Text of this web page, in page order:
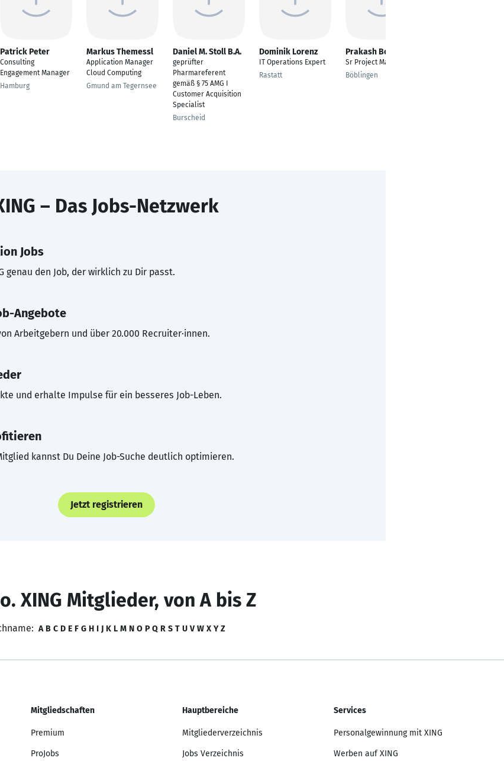
Patrick Peter
Consulting
Engagement Manager
Hamburg
Markus Themessl
Application Manager
Cloud Computing
Gmund am Tegernsee
Daniel M. Stoll B.A.
geprüfter
Pharmareferent
gemäß § 75 AMG I
Customer Acquisition
Specialist
Burscheid
Dominik Lorenz
IT Operations Expert
Rastatt
Prakash Borade
Sr Project Manager
Böblingen
– Das Jobs-Netzwerk
Jobs
genau den Job, der wirklich zu Dir passt.
Angebote
Arbeitgebern und über 20.000 Recruiter·innen.
und erhalte Impulse für ein besseres Job-Leben.
kannst Du Deine Job-Suche deutlich optimieren.
Jetzt registrieren
XING Mitglieder, von A bis Z
A B C D E F G H I J K L M N O P Q R S T U V W X Y Z
Mitgliedschaften
Premium
ProJobs
Hauptbereiche
Mitgliederverzeichnis
Jobs Verzeichnis
Services
Personalgewinnung mit XING
Werben auf XING